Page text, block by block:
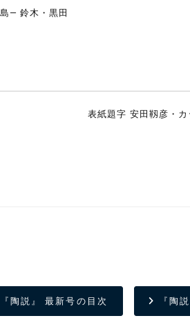
― 鈴木・黒田
表紙題字 安田靱彦・
『陶説』 最新号の目次 『陶